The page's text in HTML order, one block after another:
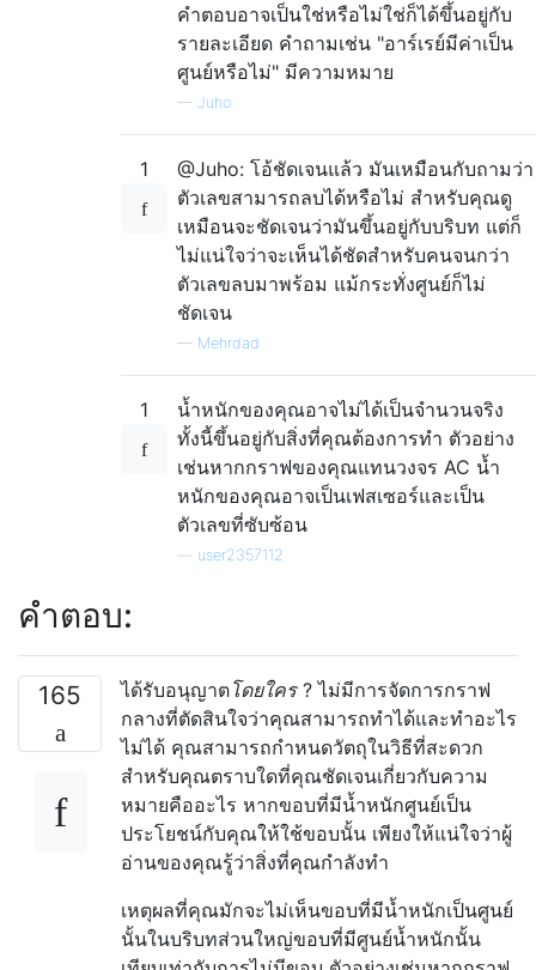
คำตอบอาจเป็นใช่หรือไม่ใช่ก็ได้ขึ้นอยู่กับ
รายละเอียด คำถามเช่น "อาร์เรย์มีค่าเป็น
ศูนย์หรือไม่" มีความหมาย
— Juho
1
@Juho: โอ้ชัดเจนแล้ว มันเหมือนกับถามว่า
ตัวเลขสามารถลบได้หรือไม่ สำหรับคุณดู
เหมือนจะชัดเจนว่ามันขึ้นอยู่กับบริบท แต่ก็
ไม่แน่ใจว่าจะเห็นได้ชัดสำหรับคนจนกว่า
ตัวเลขลบมาพร้อม แม้กระทั่งศูนย์ก็ไม่
ชัดเจน
— Mehrdad
1
น้ำหนักของคุณอาจไม่ได้เป็นจำนวนจริง
ทั้งนี้ขึ้นอยู่กับสิ่งที่คุณต้องการทำ ตัวอย่าง
เช่นหากกราฟของคุณแทนวงจร AC น้ำ
หนักของคุณอาจเป็นเฟสเซอร์และเป็น
ตัวเลขที่ซับซ้อน
user2357112
คำตอบ:
165 ได้รับอนุญาตโดยใคร? ไม่มีการจัดการกราฟ
กลางที่ตัดสินใจว่าคุณสามารถทำได้และทำอะไร
ไม่ได้ คุณสามารถกำหนดวัตถุในวิธีที่สะดวก
สำหรับคุณตราบใดที่คุณชัดเจนเกี่ยวกับความ
หมายคืออะไร หากขอบที่มีน้ำหนักศูนย์เป็น
ประโยชน์กับคุณให้ใช้ขอบนั้น เพียงให้แน่ใจว่าผู้
อ่านของคุณรู้ว่าสิ่งที่คุณกำลังทำ
เหตุผลที่คุณมักจะไม่เห็นขอบที่มีน้ำหนักเป็นศูนย์
นั้นในบริบทส่วนใหญ่ขอบที่มีศูนย์น้ำหนักนั้น